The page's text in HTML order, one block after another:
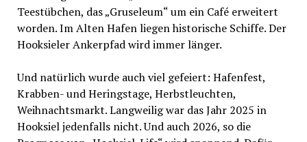
Teestübchen, das „Gruseleum“ um ein Café erweitert
worden. Im Alten Hafen liegen historische Schiffe. Der
Hooksieler Ankerpfad wird immer länger.
Und natürlich wurde auch viel gefeiert: Hafenfest,
Krabben- und Heringstage, Herbstleuchten,
Weihnachtsmarkt. Langweilig war das Jahr 2025 in
Hooksiel jedenfalls nicht. Und auch 2026, so die